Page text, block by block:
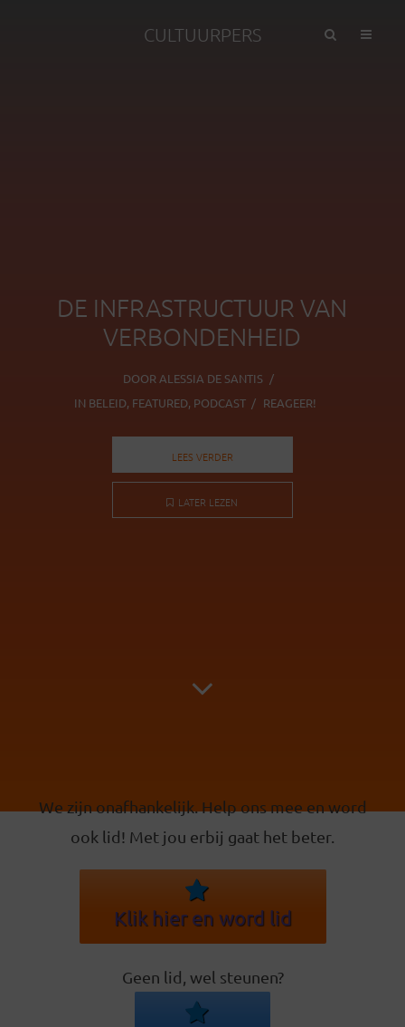
CULTUURPERS
DE INFRASTRUCTUUR VAN
VERBONDENHEID
DOOR ALESSIA DE SANTIS
IN BELEID, FEATURED, PODCAST REAGEER!
LEES VERDER
LATER LEZEN
We zijn onafhankelijk. Help ons mee en word
ook lid! Met jou erbij gaat het beter.
Klik hier en word lid
Geen lid, wel steunen?